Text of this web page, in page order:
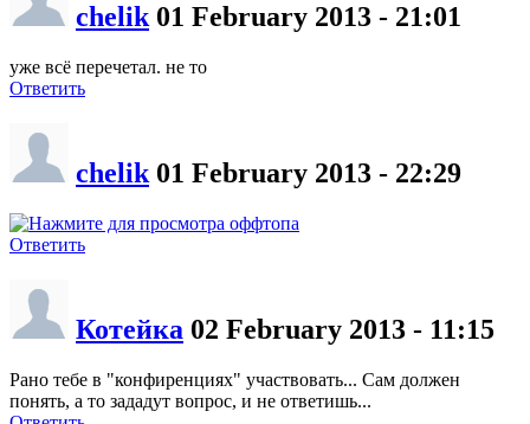
chelik 01 February 2013 - 21:01
уже всё перечетал. не то
Ответить
chelik 01 February 2013 - 22:29
Ответить
Котейка 02 February 2013 - 11:15
Рано тебе в "конфиренциях" участвовать... Сам должен
понять, а то зададут вопрос, и не ответишь...